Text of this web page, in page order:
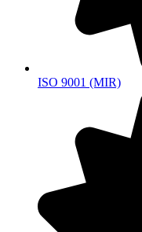
ISO 9001 (MIR)